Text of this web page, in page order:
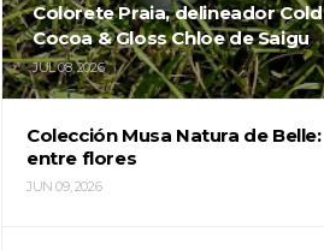
Colorete Praia, delineador Cold
Cocoa & Gloss Chloe de Saigu
JUL 08, 2026
Colección Musa Natura de Belle:
entre flores
JUN 09, 2026